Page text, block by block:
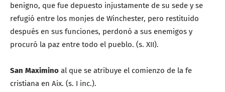
benigno, que fue depuesto injustamente de su sede y se
refugió entre los monjes de Winchester, pero restituido
después en sus funciones, perdonó a sus enemigos y
procuró la paz entre todo el pueblo. (s. XII).
San Maximino al que se atribuye el comienzo de la fe
cristiana en Aix. (s. I inc.).